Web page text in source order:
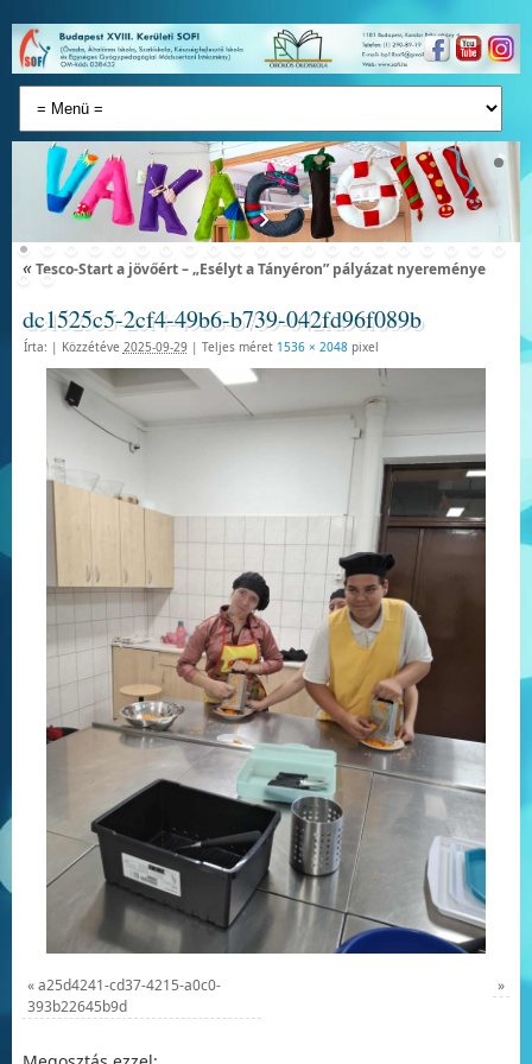
«Tesco-Start a jövőért – „Esélyt a Tányéron” pályázat nyereménye
dc1525c5-2cf4-49b6-b739-042fd96f089b
Írta: | Közzétéve 2025-09-29 | Teljes méret 1536 × 2048pixel
«a25d4241-cd37-4215-a0c0-
393b22645b9d
»